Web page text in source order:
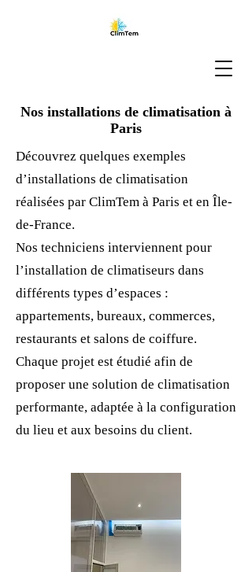
Nos installations de climatisation à
Paris
Découvrez quelques exemples
d’installations de climatisation
réalisées par ClimTem à Paris et en Île-
de-France.
Nos techniciens interviennent pour
l’installation de climatiseurs dans
différents types d’espaces :
appartements, bureaux, commerces,
restaurants et salons de coiffure.
Chaque projet est étudié afin de
proposer une solution de climatisation
performante, adaptée à la configuration
du lieu et aux besoins du client.